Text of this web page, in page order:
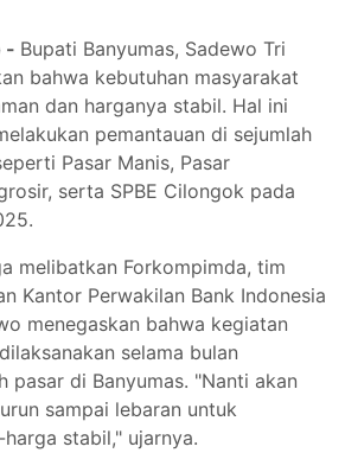
- Bupati Banyumas, Sadewo Tri
bahwa kebutuhan masyarakat
dan harganya stabil. Hal ini
pemantauan di sejumlah
Pasar Manis, Pasar
serta SPBE Cilongok pada
melibatkan Forkompimda, tim
Kantor Perwakilan Bank Indonesia
menegaskan bahwa kegiatan
selama bulan
pasar di Banyumas. "Nanti akan
sampai lebaran untuk
stabil," ujarnya.